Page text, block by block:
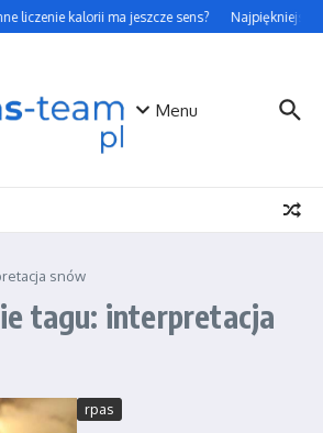
liczenie kalorii ma jeszcze sens? Najpiękniejsze
Menu
snów
tagu: interpretacja
rpas